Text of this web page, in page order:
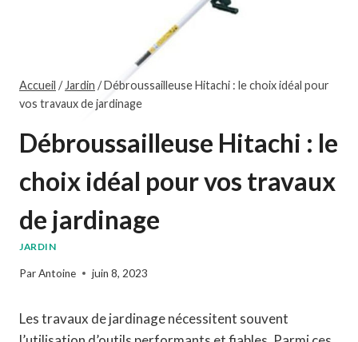
Accueil / Jardin /Débroussailleuse Hitachi : le choix idéal pour
vos travaux de jardinage
Débroussailleuse Hitachi : le
choix idéal pour vos travaux
de jardinage
JARDIN
ParAntoine juin 8, 2023
Les travaux de jardinage nécessitent souvent